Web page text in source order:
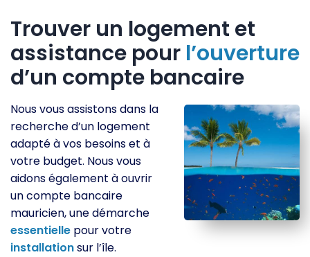
Trouver un logement et
assistance pour l’ouverture
d’un compte bancaire
Nous vous assistons dans la
recherche d’un logement
adapté à vos besoins et à
votre budget. Nous vous
aidons également à ouvrir
un compte bancaire
mauricien, une démarche
essentielle pour votre
installationsur l’île.